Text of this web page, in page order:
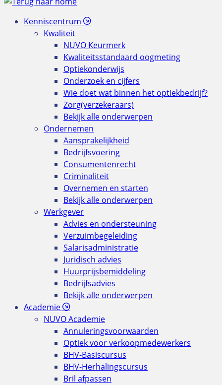
Kenniscentrum
Kwaliteit
NUVO Keurmerk
Kwaliteitsstandaard oogmeting
Optiekonderwijs
Onderzoek en cijfers
Wie doet wat binnen het optiekbedrijf?
Zorg(verzekeraars)
Bekijk alle onderwerpen
Ondernemen
Aansprakelijkheid
Bedrijfsvoering
Consumentenrecht
Criminaliteit
Overnemen en starten
Bekijk alle onderwerpen
Werkgever
Advies en ondersteuning
Verzuimbegeleiding
Salarisadministratie
Juridisch advies
Huurprijsbemiddeling
Bedrijfsadvies
Bekijk alle onderwerpen
Academie
NUVO Academie
Annuleringsvoorwaarden
Optiek voor verkoopmedewerkers
BHV-Basiscursus
BHV-Herhalingscursus
Bril afpassen